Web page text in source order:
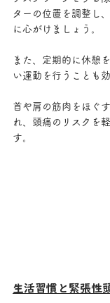
ターの位置を調整し
に心がけましょう。
また、定期的に休憩
い運動を行うことも
首や肩の筋肉をほぐ
れ、頭痛のリスクを
す。
生活習慣と緊張性